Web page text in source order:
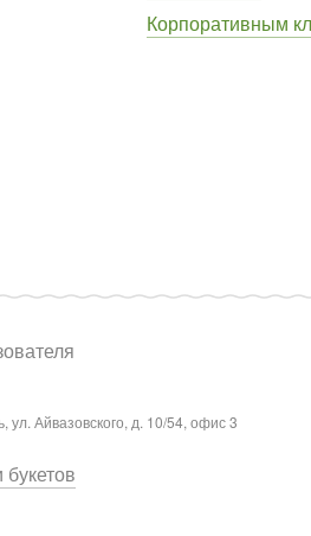
Корпоративным
ул. Айвазовского, д. 10/54, офис 3